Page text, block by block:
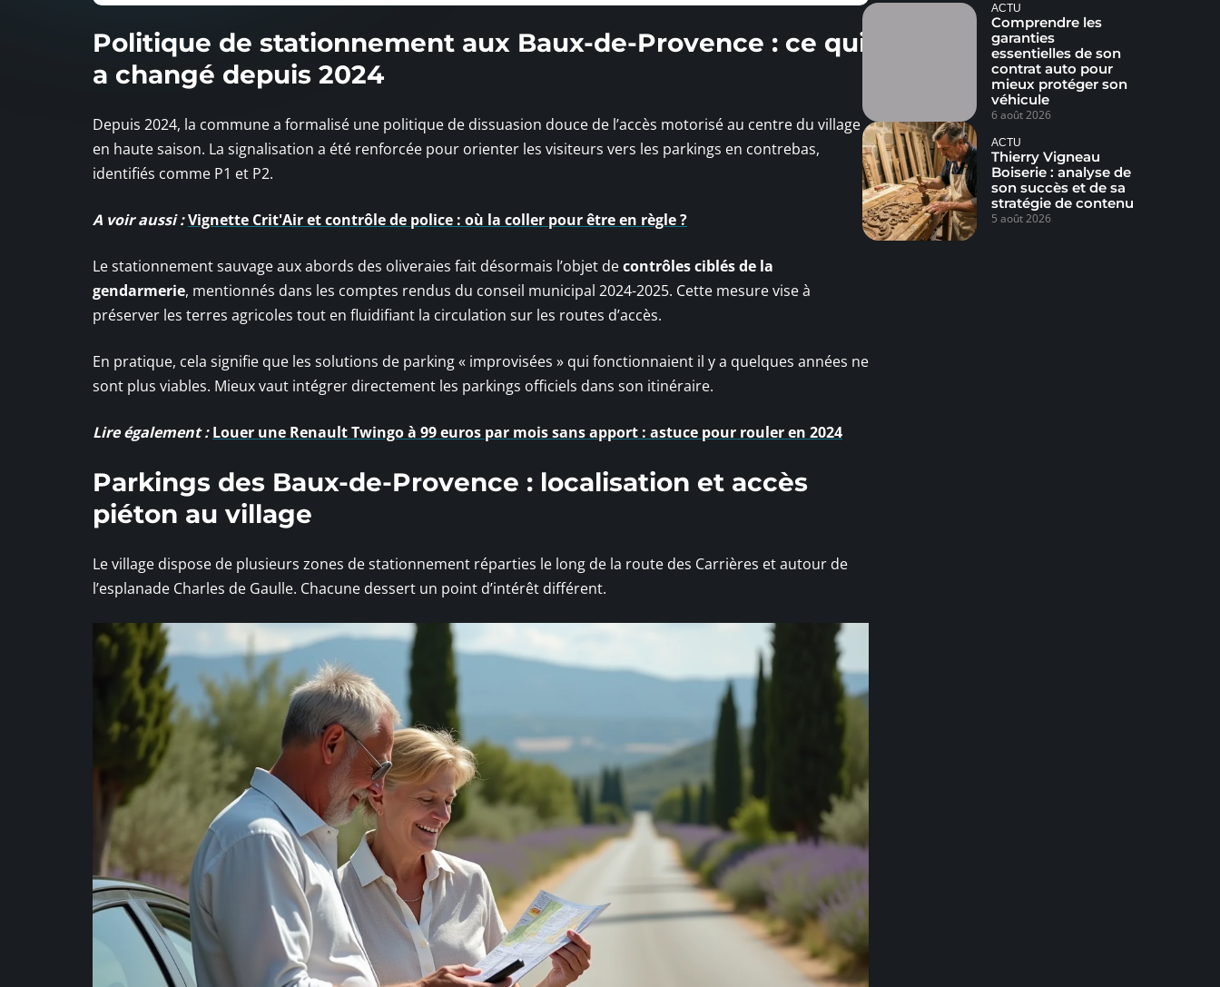
Politique de stationnement aux Baux-de-Provence : ce qui
a changé depuis 2024
Depuis 2024, la commune a formalisé une politique de dissuasion douce de l’accès motorisé au centre du village
en haute saison. La signalisation a été renforcée pour orienter les visiteurs vers les parkings en contrebas,
identifiés comme P1 et P2.
A voir aussi :Vignette Crit'Air et contrôle de police : où la coller pour être en règle ?
Le stationnement sauvage aux abords des oliveraies fait désormais l’objet decontrôles ciblés de la
gendarmerie, mentionnés dans les comptes rendus du conseil municipal 2024-2025. Cette mesure vise à
préserver les terres agricoles tout en fluidifiant la circulation sur les routes d’accès.
En pratique, cela signifie que les solutions de parking « improvisées » qui fonctionnaient il y a quelques années ne
sont plus viables. Mieux vaut intégrer directement les parkings officiels dans son itinéraire.
Lire également : Louer une Renault Twingo à 99 euros par mois sans apport : astuce pour rouler en 2024
Parkings des Baux-de-Provence : localisation et accès
piéton au village
Le village dispose de plusieurs zones de stationnement réparties le long de la route des Carrières et autour de
l’esplanade Charles de Gaulle. Chacune dessert un point d’intérêt différent.
ACTU
Comprendre les
garanties
essentielles de son
contrat auto pour
mieux protéger son
véhicule
6 août 2026
ACTU
Thierry Vigneau
Boiserie : analyse de
son succès et de sa
stratégie de contenu
5 août 2026